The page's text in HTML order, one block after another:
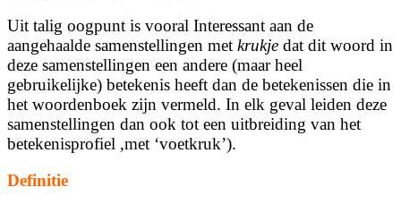
Uit talig oogpunt is vooral Interessant aan de
aangehaalde samenstellingen met krukje dat dit woord in
deze samenstellingen een andere (maar heel
gebruikelijke) betekenis heeft dan de betekenissen die in
het woordenboek zijn vermeld. In elk geval leiden deze
samenstellingen dan ook tot een uitbreiding van het
betekenisprofiel ,met ‘voetkruk’).
Definitie